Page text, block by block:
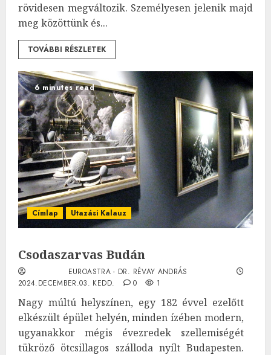
rövidesen megváltozik. Személyesen jelenik majd
meg közöttünk és...
TOVÁBBI RÉSZLETEK
6 minutes read
Címlap Utazási Kalauz
Csodaszarvas Budán
EUROASTRA - DR. RÉVAY ANDRÁS
2024.DECEMBER.03. KEDD.
0 1
Nagy múltú helyszínen, egy 182 évvel ezelőtt
elkészült épület helyén, minden ízében modern,
ugyanakkor mégis évezredek szellemiségét
tükröző ötcsillagos szálloda nyílt Budapesten.